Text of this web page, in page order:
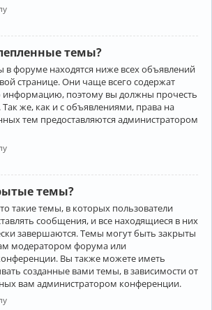
темы?
форуме находятся ниже всех объявлений
странице. Они чаще всего содержат
информацию, поэтому вы должны прочесть
же, как и с объявлениями, права на
тем предоставляются администратором
темы?
такие темы, в которых пользователи
сообщения, и все находящиеся в них
завершаются. Темы могут быть закрыты
модератором форума или
Вы также можете иметь
созданные вами темы, в зависимости от
вам администратором конференции.